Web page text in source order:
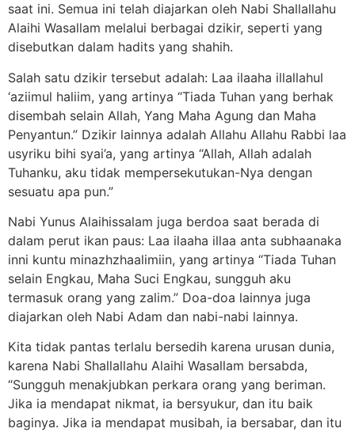
saat ini. Semua ini telah diajarkan oleh Nabi Shallallahu
Alaihi Wasallam melalui berbagai dzikir, seperti yang
disebutkan dalam hadits yang shahih.
Salah satu dzikir tersebut adalah: Laa ilaaha illallahul
‘aziimul haliim, yang artinya “Tiada Tuhan yang berhak
disembah selain Allah, Yang Maha Agung dan Maha
Penyantun.” Dzikir lainnya adalah Allahu Allahu Rabbi laa
usyriku bihi syai’a, yang artinya “Allah, Allah adalah
Tuhanku, aku tidak mempersekutukan-Nya dengan
sesuatu apa pun.”
Nabi Yunus Alaihissalam juga berdoa saat berada di
dalam perut ikan paus: Laa ilaaha illaa anta subhaanaka
inni kuntu minazhzhaalimiin, yang artinya “Tiada Tuhan
selain Engkau, Maha Suci Engkau, sungguh aku
termasuk orang yang zalim.” Doa-doa lainnya juga
diajarkan oleh Nabi Adam dan nabi-nabi lainnya.
Kita tidak pantas terlalu bersedih karena urusan dunia,
karena Nabi Shallallahu Alaihi Wasallam bersabda,
“Sungguh menakjubkan perkara orang yang beriman.
Jika ia mendapat nikmat, ia bersyukur, dan itu baik
baginya. Jika ia mendapat musibah, ia bersabar, dan itu